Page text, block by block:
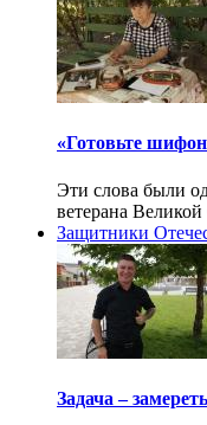
«Готовьте
Эти слова были
ветерана
Защитники
Задача –